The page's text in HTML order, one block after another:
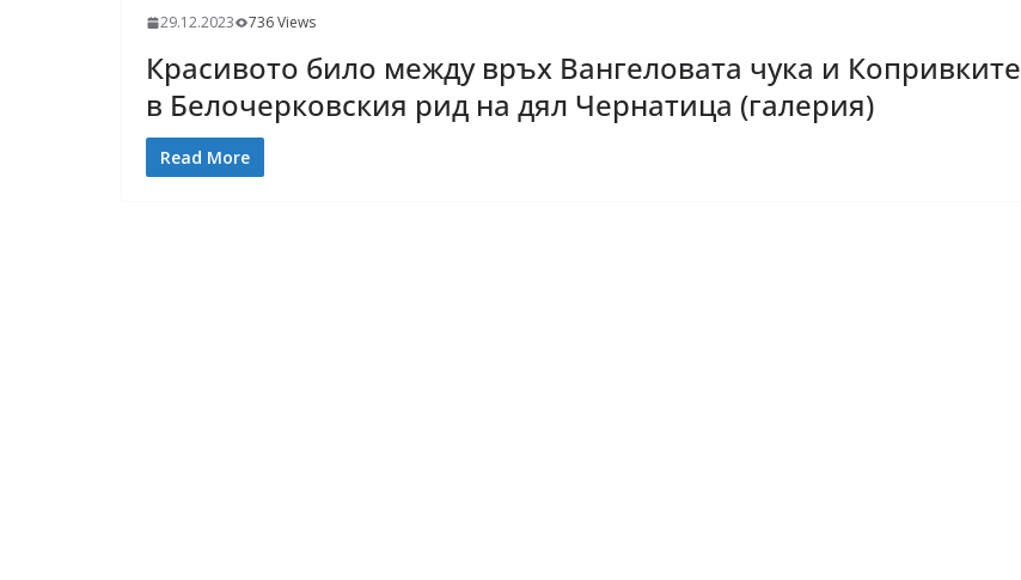
29.12.2023 736 Views
Красивото било между връх Вангеловата чука и Копривките
в Белочерковския рид на дял Чернатица (галерия)
Read More